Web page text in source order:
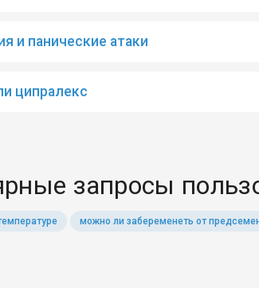
и панические атаки
ципралекс
запросы
можно ли забеременеть от